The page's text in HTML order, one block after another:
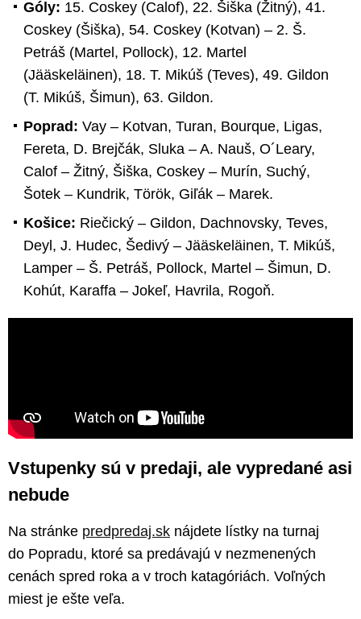
Góly: 15. Coskey (Calof), 22. Šiška (Žitný), 41.
Coskey (Šiška), 54. Coskey (Kotvan) – 2. Š.
Petráš (Martel, Pollock), 12. Martel
(Jääskeläinen), 18. T. Mikúš (Teves), 49. Gildon
(T. Mikúš, Šimun), 63. Gildon.
Poprad: Vay – Kotvan, Turan, Bourque, Ligas,
Fereta, D. Brejčák, Sluka – A. Nauš, O´Leary,
Calof – Žitný, Šiška, Coskey – Murín, Suchý,
Šotek – Kundrik, Török, Giľák – Marek.
Košice: Riečický – Gildon, Dachnovsky, Teves,
Deyl, J. Hudec, Šedivý – Jääskeläinen, T. Mikúš,
Lamper – Š. Petráš, Pollock, Martel – Šimun, D.
Kohút, Karaffa – Jokeľ, Havrila, Rogoň.
Vstupenky sú v predaji, ale vypredané asi
nebude
Na stránke predpredaj.sk nájdete lístky na turnaj
do Popradu, ktoré sa predávajú v nezmenených
cenách spred roka a v troch katagóriách. Voľných
miest je ešte veľa.